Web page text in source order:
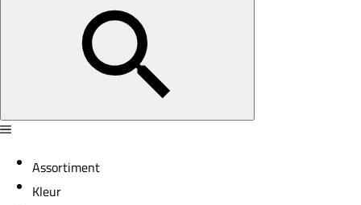
Assortiment
Kleur